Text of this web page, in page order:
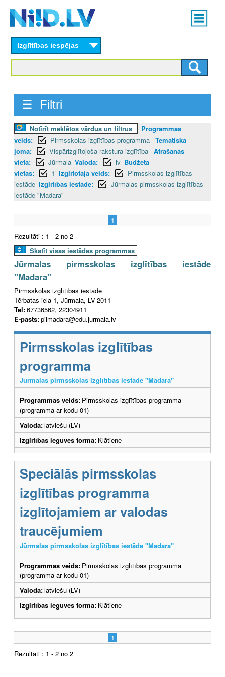
content
Main
menu
Izglītības iespējas
☰ Filtri
Notīrīt meklētos vārdus un filtrus
Programmas
veids:
Pirmsskolas izglītības programma Tematiskā
joma:
Vispārizglītojoša rakstura izglītība Atrašanās
vieta:
Jūrmala Valoda: lv Budžeta
vietas:
1 Izglītotāja veids:
Pirmsskolas izglītības
iestāde Izglītības iestāde:
Jūrmalas pirmsskolas izglītības
iestāde "Madara"
1
Rezultāti : 1 - 2 no 2
Skatīt visas iestādes programmas
Jūrmalas pirmsskolas izglītības iestāde
"Madara"
Pirmsskolas izglītības iestāde
Tērbatas iela 1, Jūrmala, LV-2011
Tel:67736562, 22304911
E-pasts:piimadara@edu.jurmala.lv
Pirmsskolas izglītības
programma
Jūrmalas pirmsskolas izglītības iestāde "Madara"
Programmas veids: Pirmsskolas izglītības programma
(programma ar kodu 01)
Valoda:latviešu (LV)
Izglītības ieguves forma: Klātiene
Speciālās pirmsskolas
izglītības programma
izglītojamiem ar valodas
traucējumiem
Jūrmalas pirmsskolas izglītības iestāde "Madara"
Programmas veids: Pirmsskolas izglītības programma
(programma ar kodu 01)
Valoda:latviešu (LV)
Izglītības ieguves forma: Klātiene
1
Rezultāti : 1 - 2 no 2